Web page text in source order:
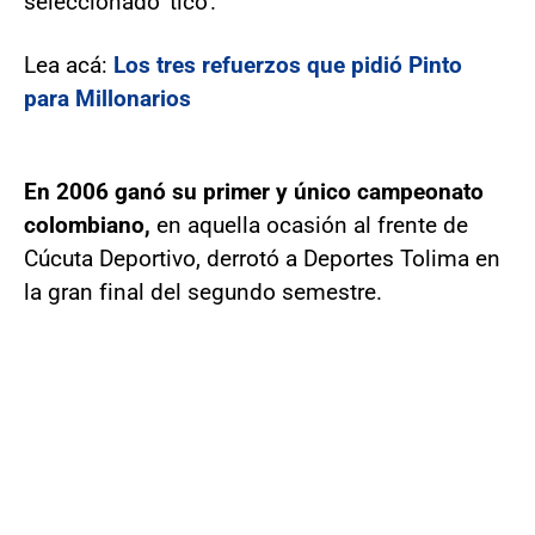
Lea acá: Los tres refuerzos que pidió Pinto
para Millonarios
En 2006 ganó su primer y único campeonato
colombiano, en aquella ocasión al frente de
Cúcuta Deportivo, derrotó a Deportes Tolima en
la gran final del segundo semestre.